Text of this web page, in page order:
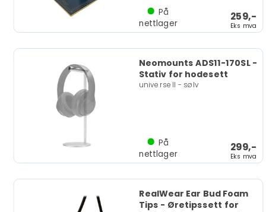
259,-
Eks mva
På
nettlager
Neomounts ADS11-170SL -
Stativ for hodesett
universell - sølv
299,-
Eks mva
På
nettlager
RealWear Ear Bud Foam
Tips - Øretipssett for